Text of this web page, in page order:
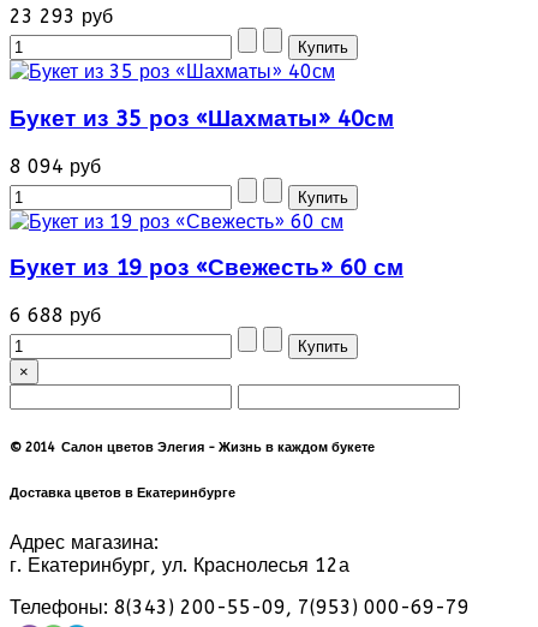
23 293 руб
Букет из 35 роз «Шахматы» 40см
8 094 руб
Букет из 19 роз «Свежесть» 60 см
6 688 руб
×
© 2014 Салон цветов Элегия - Жизнь в каждом букете
Доставка цветов в Екатеринбурге
Адрес магазина:
г. Екатеринбург, ул. Краснолесья 12а
Телефоны: 8(343) 200-55-09, 7(953) 000-69-79